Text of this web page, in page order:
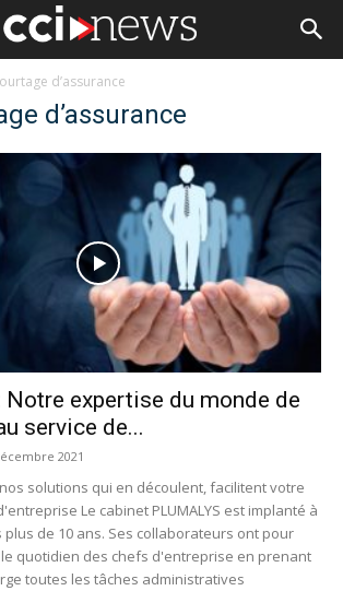
d’assurance
d’assurance
Notre expertise du monde de
service de...
2021
solutions qui en découlent, facilitent votre
Le cabinet PLUMALYS est implanté à
de 10 ans. Ses collaborateurs ont pour
quotidien des chefs d'entreprise en prenant
toutes les tâches administratives